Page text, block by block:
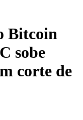
Bitcoin
sobe
corte de